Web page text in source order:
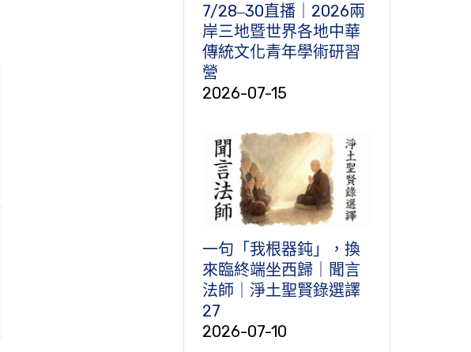
7/28‒30直播｜2026兩
岸三地暨世界各地中華
傳統文化青年學術研習
營
2026-07-15
一句「我根器鈍」，換
來臨終端坐西歸｜聞言
法師｜淨土聖賢錄選譯
27
2026-07-10